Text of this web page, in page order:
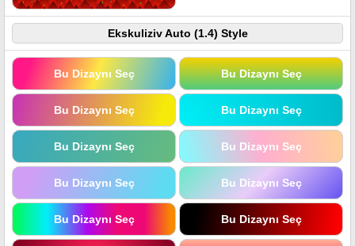
Ekskuliziv Auto (1.4) Style
Bu Dizaynı Seç Bu Dizaynı Seç
Bu Dizaynı Seç Bu Dizaynı Seç
Bu Dizaynı Seç Bu Dizaynı Seç
Bu Dizaynı Seç Bu Dizaynı Seç
Bu Dizaynı Seç Bu Dizaynı Seç